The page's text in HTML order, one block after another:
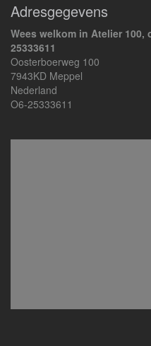
Adresgegevens
Wees welkom in Atelier 100,
25333611
Oosterboerweg 100
7943KD Meppel
Nederland
O6-25333611